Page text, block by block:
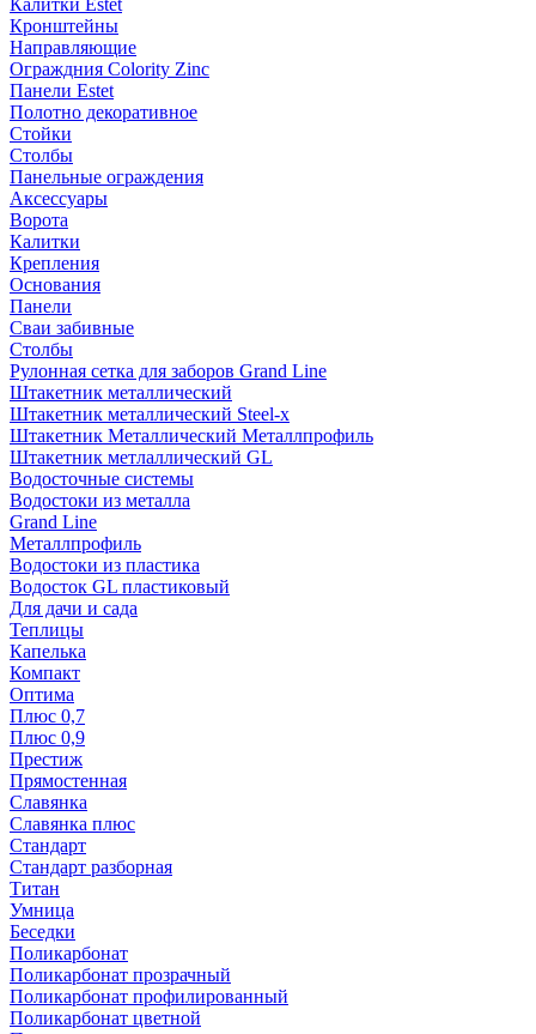
Калитки Estet
Кронштейны
Направляющие
Ограждния Colority Zinc
Панели Estet
Полотно декоративное
Стойки
Столбы
Панельные ограждения
Аксессуары
Ворота
Калитки
Крепления
Основания
Панели
Сваи забивные
Столбы
Рулонная сетка для заборов Grand Line
Штакетник металлический
Штакетник металлический Steel-x
Штакетник Металлический Металлпрофиль
Штакетник метлаллический GL
Водосточные системы
Водостоки из металла
Grand Line
Металлпрофиль
Водостоки из пластика
Водосток GL пластиковый
Для дачи и сада
Теплицы
Капелька
Компакт
Оптима
Плюс 0,7
Плюс 0,9
Престиж
Прямостенная
Славянка
Славянка плюс
Стандарт
Стандарт разборная
Титан
Умница
Беседки
Поликарбонат
Поликарбонат прозрачный
Поликарбонат профилированный
Поликарбонат цветной